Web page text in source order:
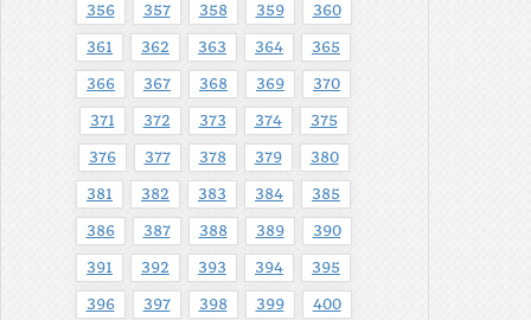
356 357 358 359 360
361 362 363 364 365
366 367 368 369 370
371 372 373 374 375
376 377 378 379 380
381 382 383 384 385
386 387 388 389 390
391 392 393 394 395
396 397 398 399 400